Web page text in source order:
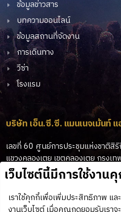
ข้อมูลข่าวสาร
บทความออนไลน์
ข้อมูลสถานที่จัดงาน
การเดินทาง
วีซ่า
โรงแรม
บริษัท เอ็น.ซี.ซี. แมนเนจเม้นท์
เลขที่ 60 ศูนย์การประชุมแห่งชาติสิ
แขวงคลองเตย เขตคลองเตย กรุง
: 02-229-3503, 3513, 3515
: tdex@nccexhibition.com